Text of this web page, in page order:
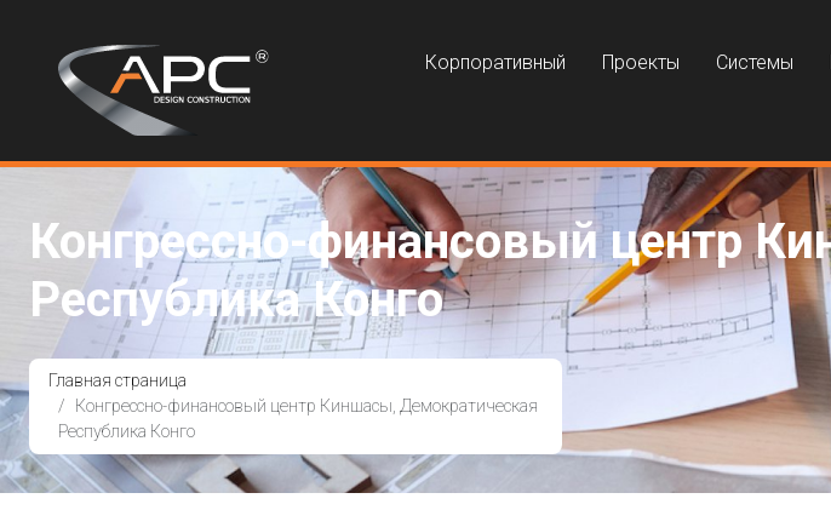
Корпоративный Проекты Системы
Конгрессно-финансовый центр
Республика Конго
Главная страница
Конгрессно-финансовый центр Киншасы, Демократическая
Республика Конго